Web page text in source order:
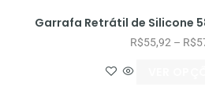
Garrafa Retrátil de Silicone
R$55,92 – R$